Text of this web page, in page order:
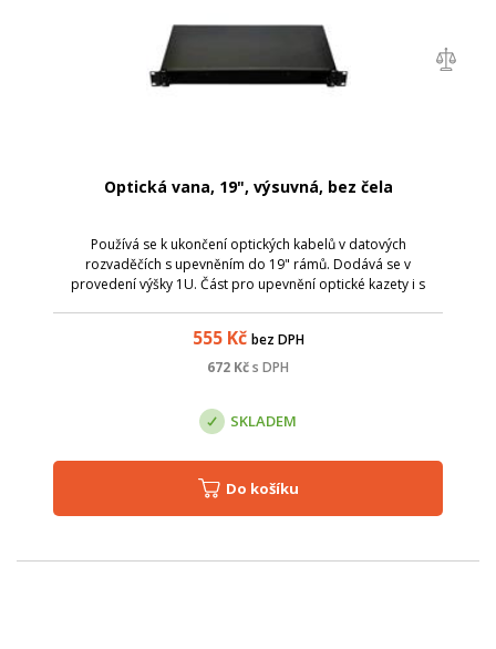
Optická vana, 19", výsuvná, bez čela
Používá se k ukončení optických kabelů v datových
rozvaděčích s upevněním do 19" rámů. Dodává se v
provedení výšky 1U. Část pro upevnění optické kazety i s
555Kč bez DPH
672 Kčs DPH
SKLADEM
Do košíku